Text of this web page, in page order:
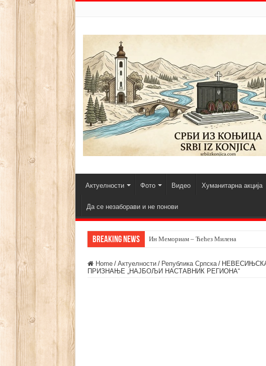
Актуелности Фото Видео Хуманитарна акција
Да се незаборави и не понови
Breaking News Чичево 2026. (фото)
Home / Актуелности / Република Српска /
ПРИЗНАЊЕ „НАЈБОЉИ НАСТАВНИК РЕГИОНА“